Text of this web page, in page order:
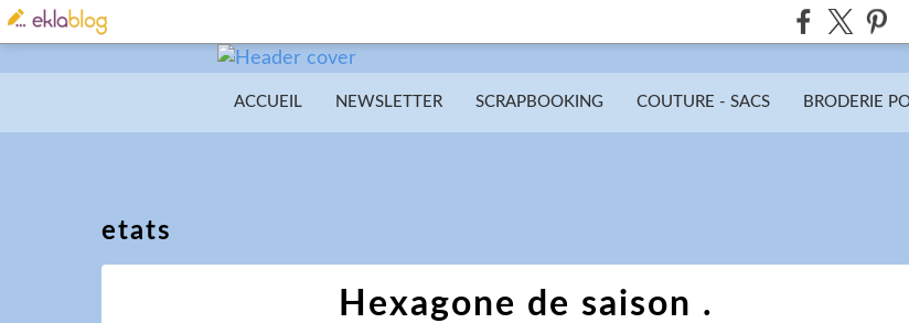
ACCUEIL NEWSLETTER SCRAPBOOKING COUTURE - SACS BRODERIE
etats
Hexagone de saison .